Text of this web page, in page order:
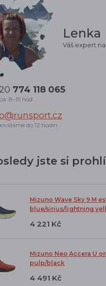
Lenka
Váš expert
774 118 065
8–15 hod.
do 12 hodin
jste si
Mizuno Wave Sky 9 M
blue/sirius/lightning
4 221 Kč
Mizuno Neo Accera U
pulp/black
4 491 Kč